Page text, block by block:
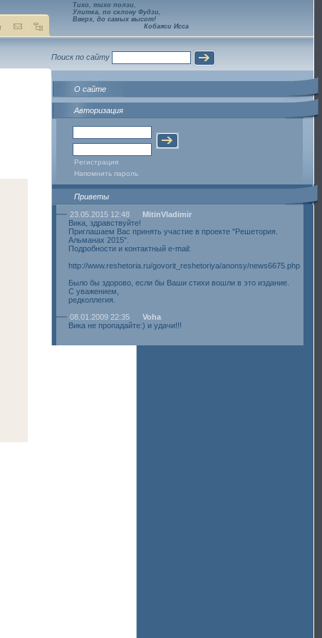
Тихо, тихо ползи,
Улитка, по склону Фудзи,
Вверх, до самых высот!
Кобаяси Исса
Поиск по сайту
О сайте
Авторизация
Регистрация
Напомнить пароль
Приветы
23.05.2015 12:48
MitinVladimir
Вика, здравствуйте!
Приглашаем Вас принять участие в проекте "Решетория.
Альманах 2015".
Подробности и контактный e-mail:
http://www.reshetoria.ru/govorit_reshetoriya/anonsy/news6675.php
Было бы здорово, если бы Ваши стихи вошли в это издание.
С уважением,
редколлегия.
08.01.2009 22:35
Voha
Вика не пропадайте:) и удачи!!!